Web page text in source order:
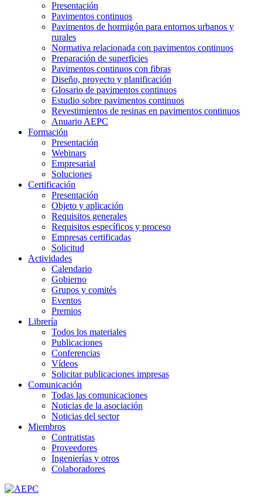
Presentación
Pavimentos continuos
Pavimentos de hormigón para entornos urbanos y
rurales
Normativa relacionada con pavimentos continuos
Preparación de superficies
Pavimentos continuos con fibras
Diseño, proyecto y planificación
Glosario de pavimentos continuos
Estudio sobre pavimentos continuos
Revestimientos de resinas en pavimentos continuos
Anuario AEPC
Formación
Presentación
Webinars
Empresarial
Soluciones
Certificación
Presentación
Objeto y aplicación
Requisitos generales
Requisitos específicos y proceso
Empresas certificadas
Solicitud
Actividades
Calendario
Gobierno
Grupos y comités
Eventos
Premios
Librería
Todos los materiales
Publicaciones
Conferencias
Vídeos
Solicitar publicaciones impresas
Comunicación
Todas las comunicaciones
Noticias de la asociación
Noticias del sector
Miembros
Contratistas
Proveedores
Ingenierías y otros
Colaboradores